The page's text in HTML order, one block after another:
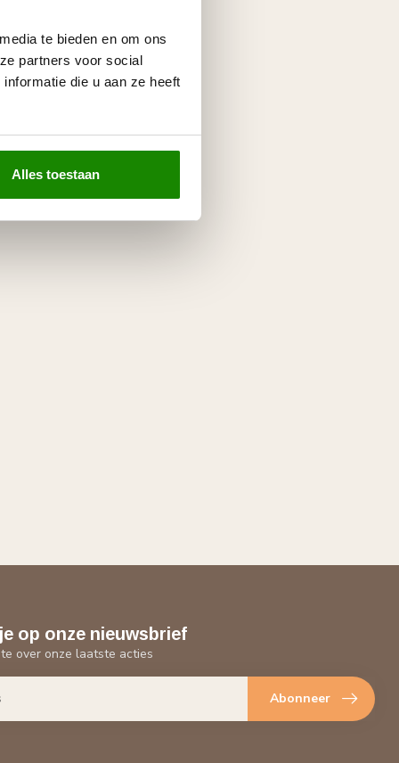
te bieden en om ons
partners voor social
die u aan ze heeft
Alles toestaan
op onze nieuwsbrief
over onze laatste acties
Abonneer